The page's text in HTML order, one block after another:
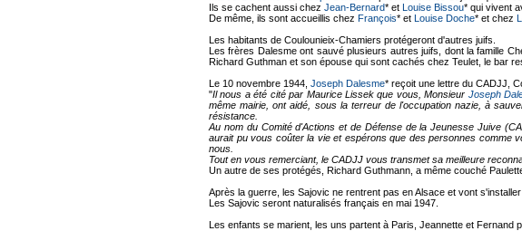
Ils se cachent aussi chez Jean-Bernard* et Louise Bissou* qui vivent
De même, ils sont accueillis chez François* et Louise Doche* et chez
Les habitants de Coulounieix-Chamiers protégeront d'autres juifs.
Les frères Dalesme ont sauvé plusieurs autres juifs, dont la famille
Richard Guthman et son épouse qui sont cachés chez Teulet, le bar
Le 10 novembre 1944, Joseph Dalesme* reçoit une lettre du CADJJ,
"Il nous a été cité par Maurice Lissek que vous, Monsieur Joseph
même mairie, ont aidé, sous la terreur de l'occupation nazie, à
résistance.
Au nom du Comité d'Actions et de Défense de la Jeunesse Juive
aurait pu vous coûter la vie et espérons que des personnes comme
nous.
Tout en vous remerciant, le CADJJ vous transmet sa meilleure
Un autre de ses protégés, Richard Guthmann, a même couché
Après la guerre, les Sajovic ne rentrent pas en Alsace et vont
Les Sajovic seront naturalisés français en mai 1947.
Les enfants se marient, les uns partent à Paris, Jeannette et Fernand